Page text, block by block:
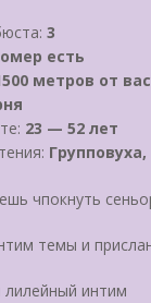
3
есть
метров от вас
23 — 52 лет
чпокнуть
темы и
интим